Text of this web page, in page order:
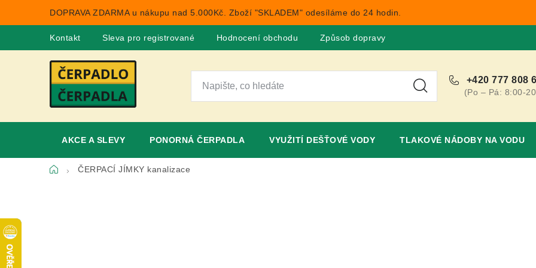
DOPRAVA ZDARMA u nákupu nad 5.000Kč. Zboží "SKLADEM" odesíláme do 24 hodin.
Kontakt Sleva pro registrované Hodnocení obchodu Způsob dopravy
+420 777 808
(Po – Pá: 8:00-
AKCE A SLEVY PONORNÁ ČERPADLA VYUŽITÍ DEŠŤOVÉ VODY TLAKOVÉ NÁDOBY NA VODU
DomůČERPACÍ JÍMKY kanalizace